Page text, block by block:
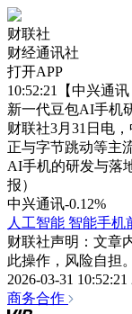
财联社
财经通讯社
打开APP
10:52:21【中兴通
新一代豆包AI手机
财联社3月31日电
正与字节跳动等主
AI手机的研发与落
报）
中兴通讯-0.12%
人工智能 智能手机
财联社声明：文章
此操作，风险自担。
2026-03-31 10:52:21
商务合作